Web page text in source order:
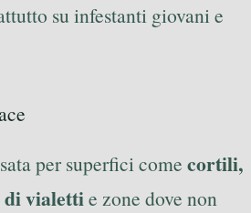
su infestanti giovani e
per superfici come cortili,
vialettie zone dove non